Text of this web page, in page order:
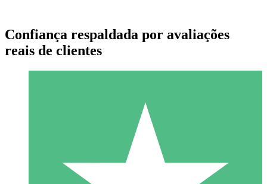
Pacotes de Créditos Individuais
Pague conforme o uso com créditos de download. Sem
Confiança respaldada por avaliações
reais de clientes